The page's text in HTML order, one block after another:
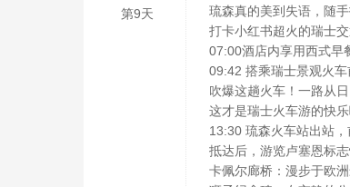
第9天
琉森真的美到失语，随手
打卡小红书超火的瑞士
07:00酒店内享用西式早
09:42 搭乘瑞士景观火
吹爆这趟火车！一路从
这才是瑞士火车游的快乐
13:30 琉森火车站出站，
抵达后，游览卢塞恩标志
卡佩尔廊桥：漫步于欧